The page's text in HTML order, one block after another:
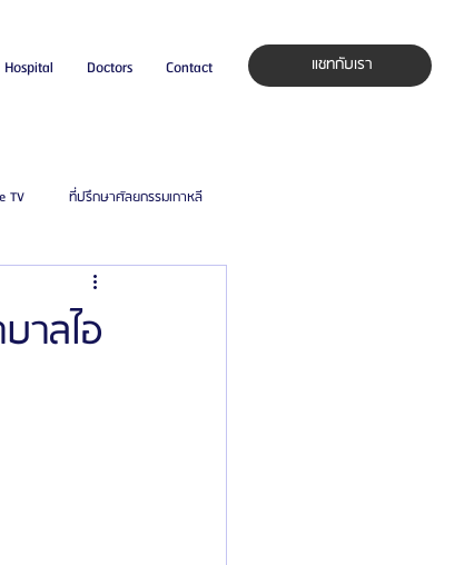
Hospital Doctors Contact แชทกับเรา
TV ที่ปรึกษาศัลยกรรมเกาหลี
ศัลยแพทย์ ประเทศเกาหลี
าลไอ